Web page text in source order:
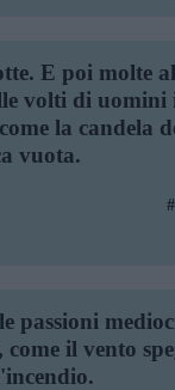
E poi molte
volti di uomini
la candela
vuota.
passioni
il vento